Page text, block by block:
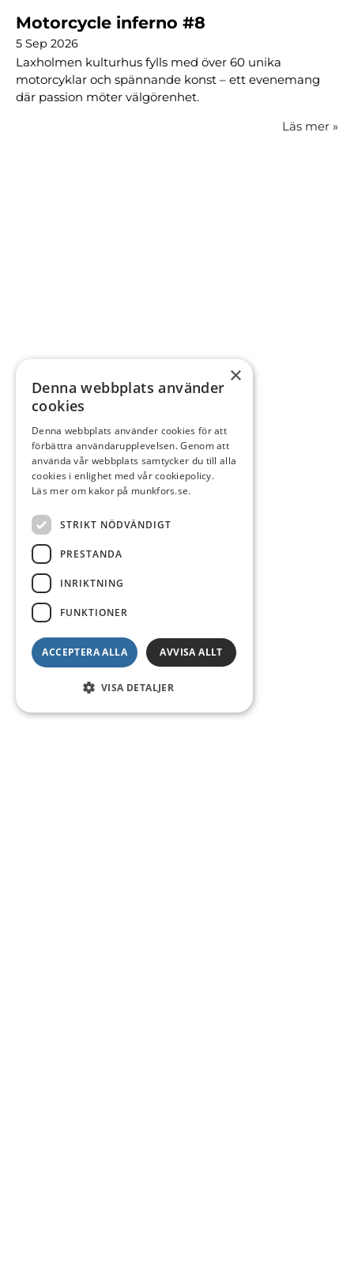
Motorcycle inferno #8
5 Sep 2026
Laxholmen kulturhus fylls med över 60 unika
motorcyklar och spännande konst – ett evenemang
där passion möter välgörenhet.
Läs mer »
×
Denna webbplats använder
cookies
Denna webbplats använder cookies för att
förbättra användarupplevelsen. Genom att
använda vår webbplats samtycker du till alla
cookies i enlighet med vår cookiepolicy.
Läs mer om kakor på munkfors.se.
STRIKT NÖDVÄNDIGT
PRESTANDA
INRIKTNING
FUNKTIONER
ACCEPTERA ALLA AVVISA ALLT
VISA DETALJER